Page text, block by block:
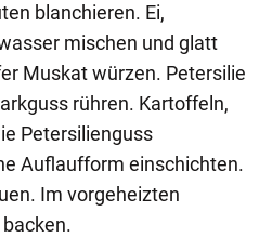
blanchieren. Ei,
mischen und glatt
Muskat würzen. Petersilie
rühren. Kartoffeln,
Petersilienguss
Auflaufform einschichten.
Im vorgeheizten